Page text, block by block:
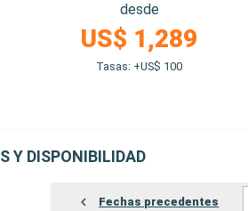
desde
US$ 1,289
Tasas: +US$ 100
Y DISPONIBILIDAD
Fechas precedentes